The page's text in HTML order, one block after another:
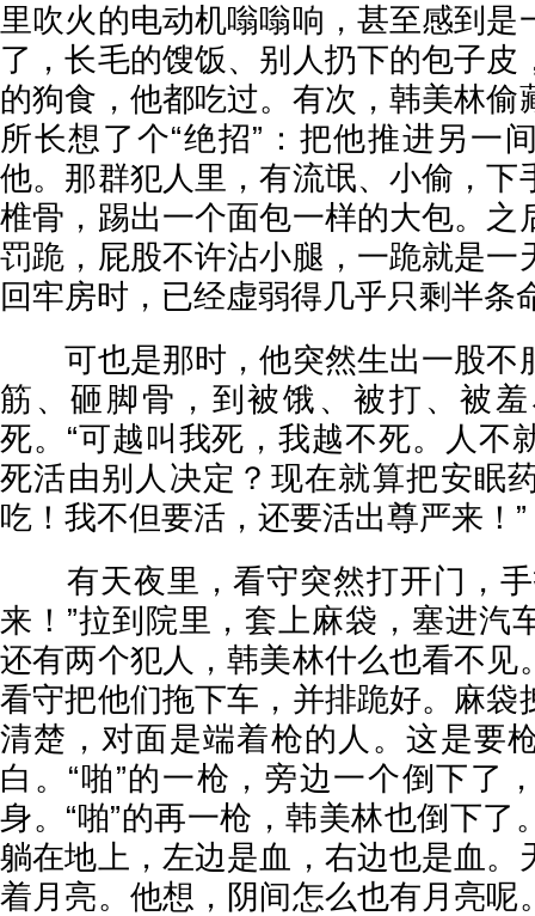
里吹火的电动机嗡嗡响，甚至感到是
了，长毛的馊饭、别人扔下的包子皮
的狗食，他都吃过。有次，韩美林偷
所长想了个“绝招”：把他推进另一
他。那群犯人里，有流氓、小偷，下
椎骨，踢出一个面包一样的大包。之
罚跪，屁股不许沾小腿，一跪就是一
回牢房时，已经虚弱得几乎只剩半条
可也是那时，他突然生出一股不
筋、砸脚骨，到被饿、被打、被
死。“可越叫我死，我越不死。人不
死活由别人决定？现在就算把安眠
吃！我不但要活，还要活出尊严来！”
有天夜里，看守突然打开门，手
来！”拉到院里，套上麻袋，塞进汽
还有两个犯人，韩美林什么也看不见
看守把他们拖下车，并排跪好。麻袋
清楚，对面是端着枪的人。这是要
白。“啪”的一枪，旁边一个倒下了
身。“啪”的再一枪，韩美林也倒下了
躺在地上，左边是血，右边也是血。
着月亮。他想，阴间怎么也有月亮呢